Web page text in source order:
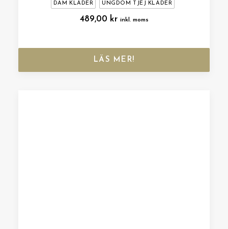
DAM KLÄDER UNGDOM TJEJ KLÄDER
489,00 kr inkl. moms
LÄS MER!